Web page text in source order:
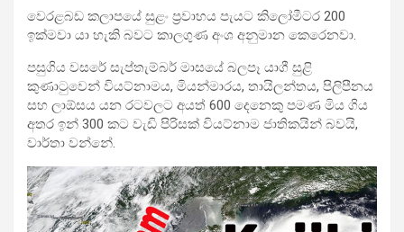
වෙරළබඩ කලාපයේ සුළං ප්‍රවාහය පැයට කිලෝමීටර 200
ඉක්මවා යා හැකි බවට කාලගුණ අංශ අනුමාන කෙරෙනවා.
පසුගිය වසරේ සැප්තැම්බර් මාසයේ බලපෑ යාගී සුළි
කුණාටුවෙන් වියට්නාමය, මියන්මාරය, තායිලන්තය, පිලිපීනය
සහ ලාඕසය යන රටවලට අයත් 600 දෙනෙකු පමණ මිය ගිය
අතර ඉන් 300 කට වැඩි පිරිසක් වියට්නාම ජාතිකයින් බවයි,
වාර්තා වන්නේ.